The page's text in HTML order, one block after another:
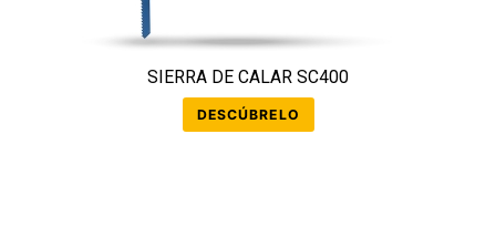
SIERRA DE CALAR SC400
DESCÚBRELO